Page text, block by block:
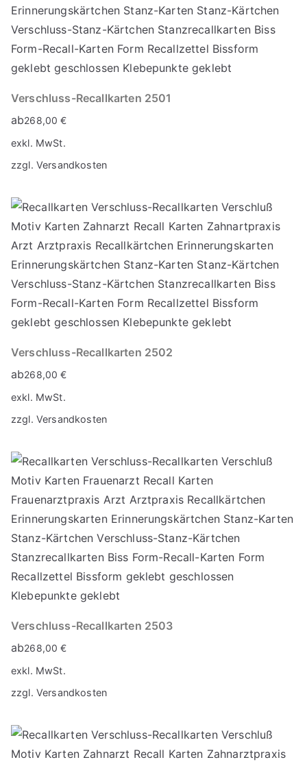
Verschluss-Recallkarten 2501
ab268,00€
exkl. MwSt.
zzgl. Versandkosten
Verschluss-Recallkarten 2502
ab268,00€
exkl. MwSt.
zzgl. Versandkosten
Verschluss-Recallkarten 2503
ab268,00€
exkl. MwSt.
zzgl. Versandkosten